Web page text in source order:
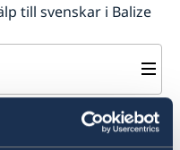
till svenskar i Balize
i Balize